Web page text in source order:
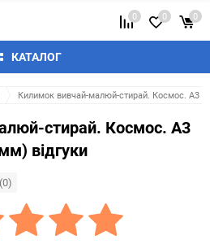
КАТАЛОГ
0 0 0
Килимок вивчай-малюй-стирай. Космос. А3
стирай. Космос. А3
відгуки